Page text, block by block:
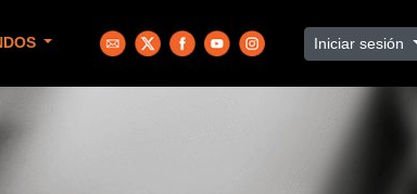
Iniciar sesión